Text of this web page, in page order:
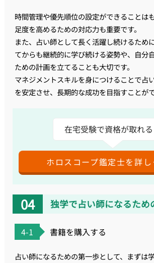
時間管理や優先順位の設定ができることは
足度を高めるための対応力も重要です。
また、占い師として長く活躍し続けるため
てからも継続的に学び続ける姿勢や、自分
ための計画を立てることも大切です。
マネジメントスキルを身につけることで占
を安定させ、長期的な成功を目指すことが
在宅受験で資格が取れる
ホロスコープ鑑定士を詳し
独学で占い師になるため
4-1 書籍を購入する
占い師になるための第一歩として、まずは